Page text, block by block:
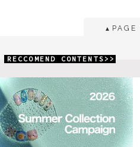
▲ PAGE
RECCOMEND CONTENTS>>